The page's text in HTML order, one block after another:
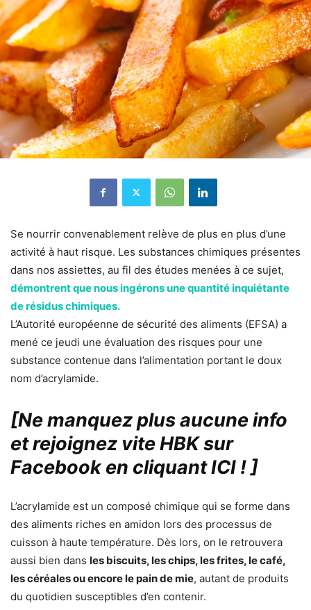
Se nourrir convenablement relève de plus en plus d’une
activité à haut risque. Les substances chimiques présentes
dans nos assiettes, au fil des études menées à ce sujet,
démontrent que nous ingérons une quantité inquiétante
de résidus chimiques.
L’Autorité européenne de sécurité des aliments (EFSA) a
mené ce jeudi une évaluation des risques pour une
substance contenue dans l’alimentation portant le doux
nom d’acrylamide.
[Ne manquez plus aucune info
et rejoignez vite HBK sur
Facebook en cliquant ICI !]
L’acrylamide est un composé chimique qui se forme dans
des aliments riches en amidon lors des processus de
cuisson à haute température. Dès lors, on le retrouvera
aussi bien dans les biscuits, les chips, les frites, le café,
les céréales ou encore le pain de mie, autant de produits
du quotidien susceptibles d’en contenir.